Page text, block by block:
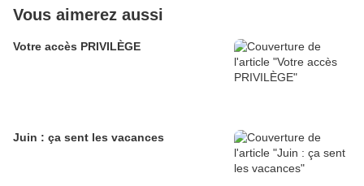
Vous aimerez aussi
Votre accès PRIVILÈGE
Juin : ça sent les vacances